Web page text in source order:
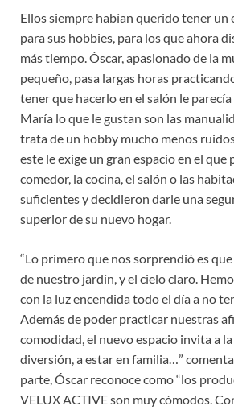
Ellos siempre habían querido tener un
para sus hobbies, para los que ahora
más tiempo. Óscar, apasionado de la
pequeño, pasa largas horas
tener que hacerlo en el salón le
María lo que le gustan son las
trata de un hobby mucho menos
este le exige un gran espacio en el que
comedor, la cocina, el salón o las
suficientes y decidieron darle una
superior de su nuevo hogar.
“Lo primero que nos sorprendió es
de nuestro jardín, y el cielo claro.
con la luz encendida todo el día a no
Además de poder practicar nuestras
comodidad, el nuevo espacio invita a
diversión, a estar en familia…”
parte, Óscar reconoce como “los
VELUX ACTIVE son muy cómodos.